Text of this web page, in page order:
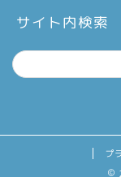
サイト内検索
プ